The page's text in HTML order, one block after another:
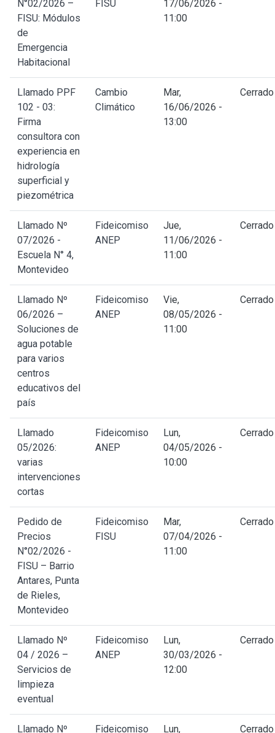
N°02/2026 –
FISU: Módulos
de
Emergencia
Habitacional
FISU
17/06/2026 -
11:00
Llamado PPF
102 - 03:
Firma
consultora con
experiencia en
hidrología
superficial y
piezométrica
Cambio
Climático
Mar,
16/06/2026 -
13:00
Cerrado
Llamado Nº
07/2026 -
Escuela N° 4,
Montevideo
Fideicomiso
ANEP
Jue,
11/06/2026 -
11:00
Cerrado
Llamado Nº
06/2026 –
Soluciones de
agua potable
para varios
centros
educativos del
país
Fideicomiso
ANEP
Vie,
08/05/2026 -
11:00
Cerrado
Llamado
05/2026:
varias
intervenciones
cortas
Fideicomiso
ANEP
Lun,
04/05/2026 -
10:00
Cerrado
Pedido de
Precios
N°02/2026 -
FISU – Barrio
Antares, Punta
de Rieles,
Montevideo
Fideicomiso
FISU
Mar,
07/04/2026 -
11:00
Cerrado
Llamado Nº
04 / 2026 –
Servicios de
limpieza
eventual
Fideicomiso
ANEP
Lun,
30/03/2026 -
12:00
Cerrado
Llamado Nº
Fideicomiso
Lun,
Cerrado